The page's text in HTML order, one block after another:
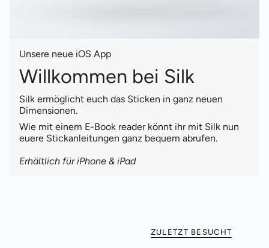
Unsere neue iOS App
Willkommen bei Silk
Silk ermöglicht euch das Sticken in ganz neuen
Dimensionen.
Wie mit einem E-Book reader könnt ihr mit Silk nun
euere Stickanleitungen ganz bequem abrufen.
Erhältlich für iPhone & iPad
ZULETZT BESUCHT